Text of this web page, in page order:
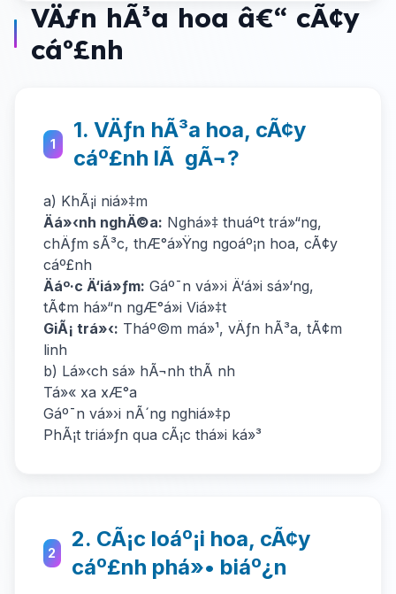
VÄƒn hÃ³a hoa â€“ cÃ¢y
cáº£nh
1
1. VÄƒn hÃ³a hoa, cÃ¢y
cáº£nh lÃ gÃ¬?
a) KhÃ¡i niá»‡m
Äá»‹nh nghÄ©a: Nghá»‡ thuáº­t trá»“ng,
chÄƒm sÃ³c, thÆ°á»Ÿng ngoáº¡n hoa, cÃ¢y
cáº£nh
Äáº·c Ä‘iá»ƒm: Gáº¯n vá»›i Ä‘á»i sá»‘ng,
tÃ¢m há»“n ngÆ°á»i Viá»‡t
GiÃ¡ trá»‹: Tháº©m má»¹, vÄƒn hÃ³a, tÃ¢m
linh
b) Lá»‹ch sá»­ hÃ¬nh thÃ nh
Tá»« xa xÆ°a
Gáº¯n vá»›i nÃ´ng nghiá»‡p
PhÃ¡t triá»ƒn qua cÃ¡c thá»i ká»³
2
2. CÃ¡c loáº¡i hoa, cÃ¢y
cáº£nh phá»• biáº¿n